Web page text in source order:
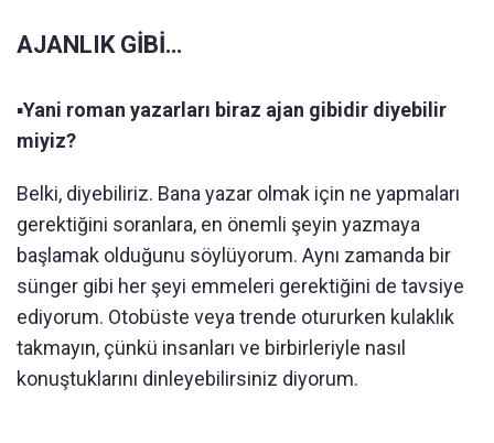
AJANLIK GİBİ…
▪️Yani roman yazarları biraz ajan gibidir diyebilir
miyiz?
Belki, diyebiliriz. Bana yazar olmak için ne yapmaları
gerektiğini soranlara, en önemli şeyin yazmaya
başlamak olduğunu söylüyorum. Aynı zamanda bir
sünger gibi her şeyi emmeleri gerektiğini de tavsiye
ediyorum. Otobüste veya trende otururken kulaklık
takmayın, çünkü insanları ve birbirleriyle nasıl
konuştuklarını dinleyebilirsiniz diyorum.